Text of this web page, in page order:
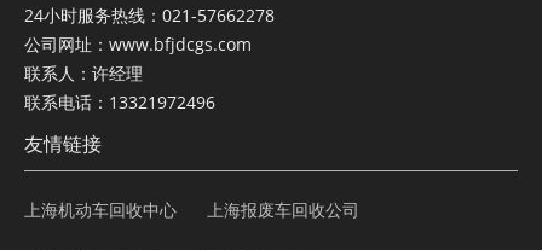
24小时服务热线：021-57662278
公司网址：www.bfjdcgs.com
联系人：许经理
联系电话：13321972496
友情链接
上海机动车回收中心 上海报废车回收公司